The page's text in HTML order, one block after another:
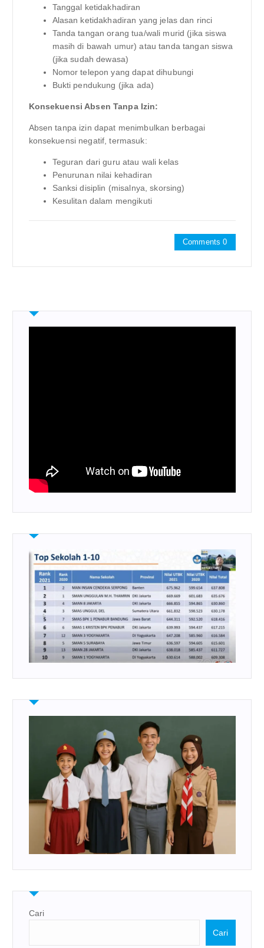
Tanggal ketidakhadiran
Alasan ketidakhadiran yang jelas dan rinci
Tanda tangan orang tua/wali murid (jika siswa
masih di bawah umur) atau tanda tangan siswa
(jika sudah dewasa)
Nomor telepon yang dapat dihubungi
Bukti pendukung (jika ada)
Konsekuensi Absen Tanpa Izin:
Absen tanpa izin dapat menimbulkan berbagai
konsekuensi negatif, termasuk:
Teguran dari guru atau wali kelas
Penurunan nilai kehadiran
Sanksi disiplin (misalnya, skorsing)
Kesulitan dalam mengikuti
Comments 0
Cari
Cari